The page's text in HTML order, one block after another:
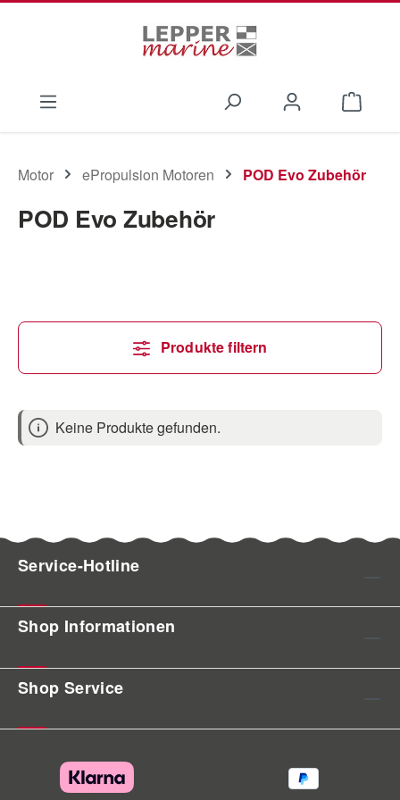
Motor ePropulsion Motoren POD Evo Zubehör
POD Evo Zubehör
Produkte filtern
Keine Produkte gefunden.
Service-Hotline
Shop Informationen
Shop Service